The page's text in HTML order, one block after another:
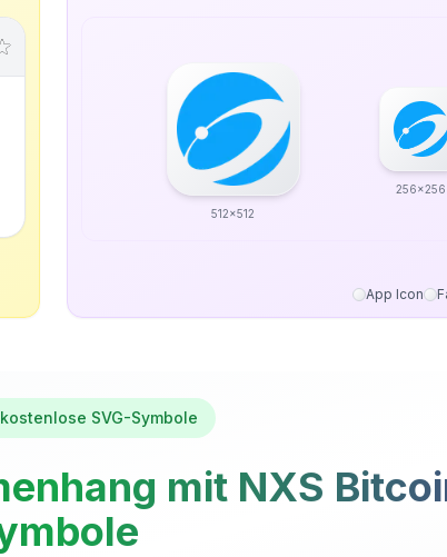
512x512
256x256
App Icon
SVG-Symbole
mit NXS